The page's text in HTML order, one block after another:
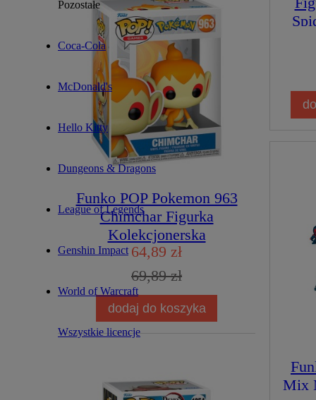
Pozostałe
Coca-Cola
McDonald's
Hello Kitty
Dungeons & Dragons
League of Legends
Genshin Impact
World of Warcraft
Wszystkie licencje
Funko POP Pokemon 963
Chimchar Figurka
Kolekcjonerska
64,89 zł
69,89 zł
dodaj do koszyka
Mix